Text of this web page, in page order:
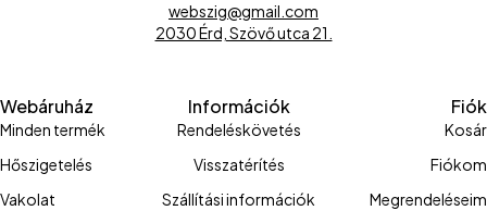
webszig@gmail.com
2030 Érd, Szövő utca 21.
Webáruház
Minden termék
Hőszigetelés
Vakolat
Információk
Rendeléskövetés
Visszatérítés
Szállítási információk
Fiók
Kosár
Fiókom
Megrendeléseim